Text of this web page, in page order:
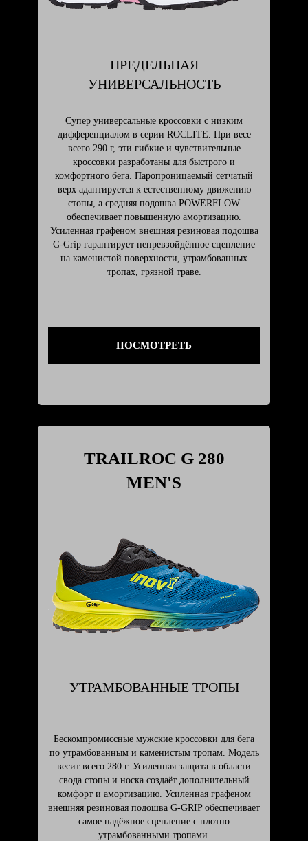
ПРЕДЕЛЬНАЯ
УНИВЕРСАЛЬНОСТЬ
Супер универсальные кроссовки с низким
дифференциалом в серии ROCLITE. При весе
всего 290 г, эти гибкие и чувствительные
кроссовки разработаны для быстрого и
комфортного бега. Паропроницаемый сетчатый
верх адаптируется к естественному движению
стопы, а средняя подошва POWERFLOW
обеспечивает повышенную амортизацию.
Усиленная графеном внешняя резиновая подошва
G-Grip гарантирует непревзойдённое сцепление
на каменистой поверхности, утрамбованных
тропах, грязной траве.
ПОСМОТРЕТЬ
TRAILROC G 280
MEN'S
УТРАМБОВАННЫЕ ТРОПЫ
Бескомпромиссные мужские кроссовки для бега
по утрамбованным и каменистым тропам. Модель
весит всего 280 г. Усиленная защита в области
свода стопы и носка создаёт дополнительный
комфорт и амортизацию. Усиленная графеном
внешняя резиновая подошва G-GRIP обеспечивает
самое надёжное сцепление с плотно
утрамбованными тропами.